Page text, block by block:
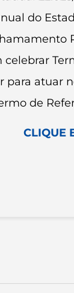
do
atuar
de
CLIQUE